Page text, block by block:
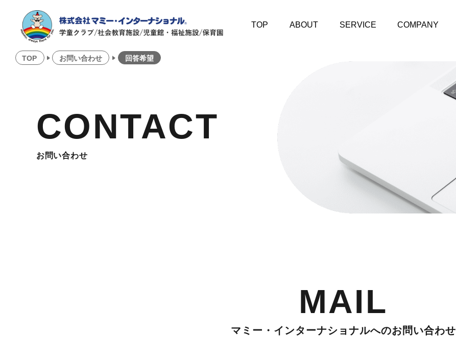
TOP ABOUT SERVICE COMPANY
TOP お問い合わせ 回答希望
CONTACT
お問い合わせ
MAIL
マミー・インターナショナルへのお問い合わせ